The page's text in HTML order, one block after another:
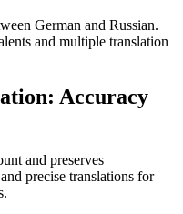
German and Russian.
and multiple translation
Accuracy
and preserves
precise translations for